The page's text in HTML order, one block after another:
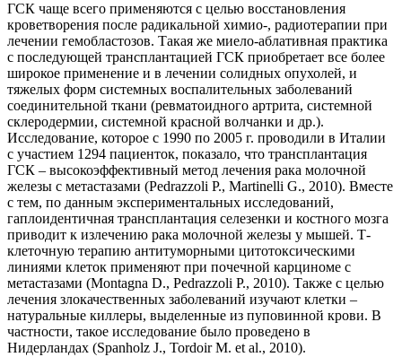
ГСК чаще всего применяются с целью восстановления
кроветворения после радикальной химио-, радиотерапии при
лечении гемобластозов. Такая же миело-аблативная практика
с последующей трансплантацией ГСК приобретает все более
широкое применение и в лечении солидных опухолей, и
тяжелых форм системных воспалительных заболеваний
соединительной ткани (ревматоидного артрита, системной
склеродермии, системной красной волчанки и др.).
Исследование, которое с 1990 по 2005 г. проводили в Италии
с участием 1294 пациенток, показало, что трансплантация
ГСК – высокоэффективный метод лечения рака молочной
железы с метастазами (Pedrazzoli P., Martinelli G., 2010). Вместе
с тем, по данным экспериментальных исследований,
гаплоидентичная трансплантация селезенки и костного мозга
приводит к излечению рака молочной железы у мышей. Т-
клеточную терапию антитуморными цитотоксическими
линиями клеток применяют при почечной карциноме с
метастазами (Montagna D., Pedrazzoli P., 2010). Также с целью
лечения злокачественных заболеваний изучают клетки –
натуральные киллеры, выделенные из пуповинной крови. В
частности, такое исследование было проведено в
Нидерландах (Spanholz J., Tordoir M. et al., 2010).